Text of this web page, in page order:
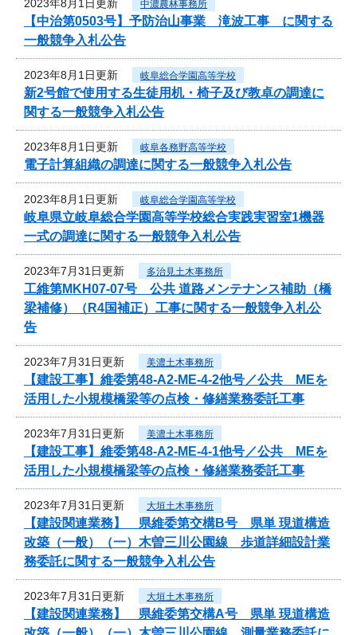
2023年8月1日更新 中濃農林事務所
【中治第0503号】予防治山事業 滝波工事 に関する
一般競争入札公告
2023年8月1日更新 岐阜総合学園高等学校
新2号館で使用する生徒用机・椅子及び教卓の調達に
関する一般競争入札公告
2023年8月1日更新 岐阜各務野高等学校
電子計算組織の調達に関する一般競争入札公告
2023年8月1日更新 岐阜総合学園高等学校
岐阜県立岐阜総合学園高等学校総合実践実習室1機器
一式の調達に関する一般競争入札公告
2023年7月31日更新 多治見土木事務所
工維第MKH07-07号 公共 道路メンテナンス補助（橋
梁補修）（R4国補正）工事に関する一般競争入札公
告
2023年7月31日更新 美濃土木事務所
【建設工事】維委第48-A2-ME-4-2他号／公共 MEを
活用した小規模橋梁等の点検・修繕業務委託工事
2023年7月31日更新 美濃土木事務所
【建設工事】維委第48-A2-ME-4-1他号／公共 MEを
活用した小規模橋梁等の点検・修繕業務委託工事
2023年7月31日更新 大垣土木事務所
【建設関連業務】 県維委第交構B号 県単 現道構造
改築（一般）（一）木曽三川公園線 歩道詳細設計業
務委託に関する一般競争入札公告
2023年7月31日更新 大垣土木事務所
【建設関連業務】 県維委第交構A号 県単 現道構造